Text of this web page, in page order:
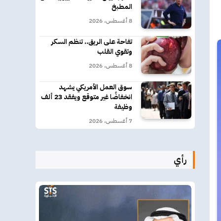
المطبخ
8 أغسطس، 2026
تفاحة على الريق.. تنظم السكر
وتقوي القلب
8 أغسطس، 2026
سوق العمل الأمريكي يشهد
انخفاضًا غير متوقع ويفقد 23 ألف
وظيفة
7 أغسطس، 2026
رأي